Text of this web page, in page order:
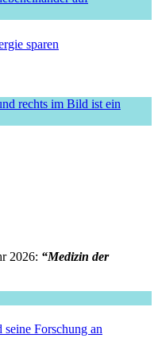
sparen
2026: “Medizin der
Forschung an